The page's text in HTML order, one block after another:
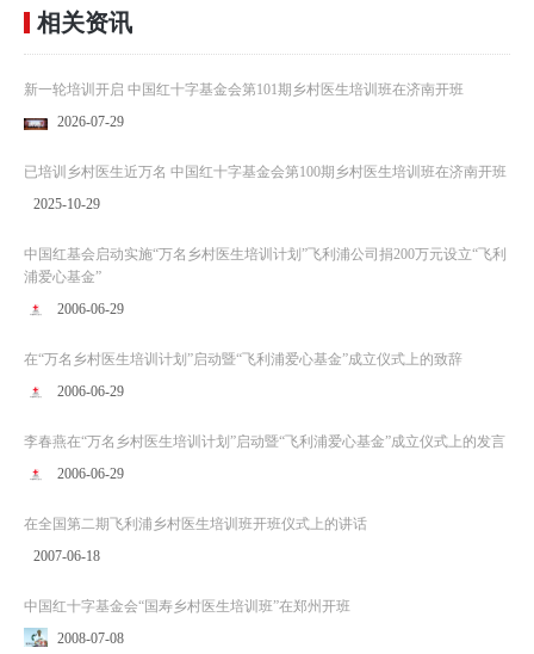
相关资讯
新一轮培训开启 中国红十字基金会第101期乡村医生培训班在济南开班
2026-07-29
已培训乡村医生近万名 中国红十字基金会第100期乡村医生培训班在济南开班
2025-10-29
中国红基会启动实施“万名乡村医生培训计划”飞利浦公司捐200万元设立“飞利
浦爱心基金”
2006-06-29
在“万名乡村医生培训计划”启动暨“飞利浦爱心基金”成立仪式上的致辞
2006-06-29
李春燕在“万名乡村医生培训计划”启动暨“飞利浦爱心基金”成立仪式上的发言
2006-06-29
在全国第二期飞利浦乡村医生培训班开班仪式上的讲话
2007-06-18
中国红十字基金会“国寿乡村医生培训班”在郑州开班
2008-07-08